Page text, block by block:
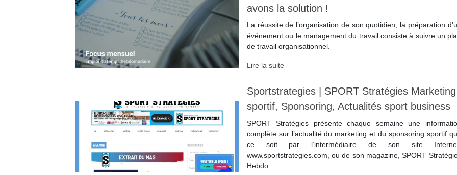
avons la solution !
La réussite de l’organisation de son quotidien, la préparation
événement ou le management du travail consiste à suivre un
de travail organisationnel.
Lire la suite
Sportstrategies | SPORT Stratégies Marketing
sportif, Sponsoring, Actualités sport business
SPORT Stratégies présente chaque semaine une
complète sur l’actualité du marketing et du sponsoring sportif
ce soit par l’intermédiaire de son site
www.sportstrategies.com, ou de son magazine, SPORT
Hebdo.